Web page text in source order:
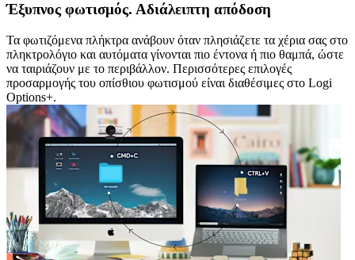
Έξυπνος φωτισμός. Αδιάλειπτη απόδοση
Τα φωτιζόμενα πλήκτρα ανάβουν όταν πλησιάζετε τα χέρια σας στο
πληκτρολόγιο και αυτόματα γίνονται πιο έντονα ή πιο θαμπά, ώστε
να ταιριάζουν με το περιβάλλον. Περισσότερες επιλογές
προσαρμογής του οπίσθιου φωτισμού είναι διαθέσιμες στο Logi
Options+.